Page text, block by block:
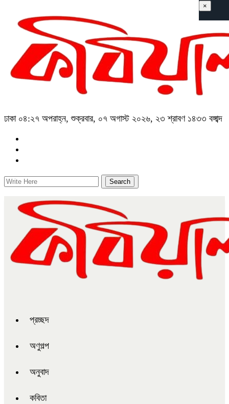
ঢাকা ০৪:২৭ অপরাহ্ন, শুক্রবার, ০৭ অগাস্ট ২০২৬, ২৩ শ্রাবণ ১৪৩৩ বঙ্গাব্দ
প্রচ্ছদ
অণুগল্প
অনুবাদ
কবিতা
×